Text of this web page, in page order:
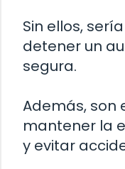
Sin ellos,
detener un
segura.
Además, son
mantener la
y evitar